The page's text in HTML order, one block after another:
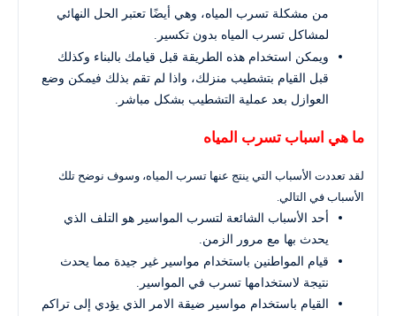
من مشكلة تسرب المياه، وهي أيضًا تعتبر الحل النهائي
لمشاكل تسرب المياه بدون تكسير.
ويمكن استخدام هذه الطريقة قبل قيامك بالبناء وكذلك
قبل القيام بتشطيب منزلك، واذا لم تقم بذلك فيمكن وضع
العوازل بعد عملية التشطيب بشكل مباشر.
ما هي اسباب تسرب المياه
لقد تعددت الأسباب التي ينتج عنها تسرب المياه، وسوف نوضح تلك
الأسباب في التالي.
أحد الأسباب الشائعة لتسرب المواسير هو التلف الذي
يحدث بها مع مرور الزمن.
قيام المواطنين باستخدام مواسير غير جيدة مما يحدث
نتيجة لاستخدامها تسرب في المواسير.
القيام باستخدام مواسير ضيقة الامر الذي يؤدي إلى تراكم